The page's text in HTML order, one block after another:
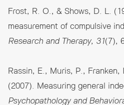
Frost, R. O., & Shows, D. L.
measurement of compulsive
Research and Therapy, 31(7),
Rassin, E., Muris, P.,
(2007). Measuring general
Psychopathology and